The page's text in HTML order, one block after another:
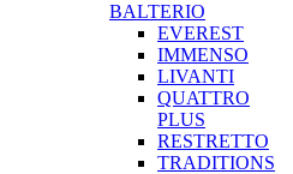
BALTERIO
EVEREST
IMMENSO
LIVANTI
QUATTRO
PLUS
RESTRETTO
TRADITIONS